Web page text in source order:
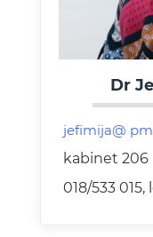
Dr
kabinet 206
018/533 015,